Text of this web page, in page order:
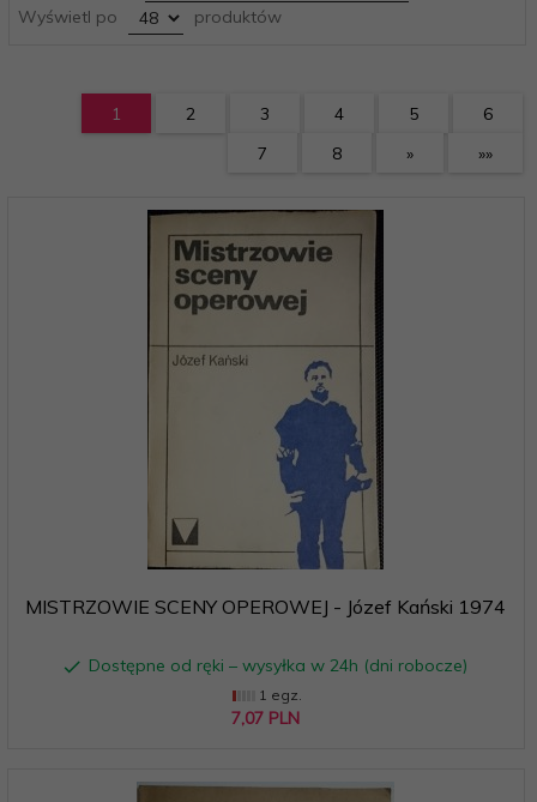
Wyświetl po
pop produktów
1 2 3 4 5
6
7
8 » »»
MISTRZOWIE SCENY OPEROWEJ - Józef Kański 1974
Dostępne od ręki – wysyłka w 24h (dni robocze)
1 egz.
7,07 PLN